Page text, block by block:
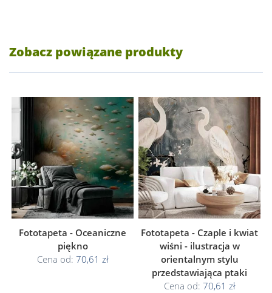
Zobacz powiązane produkty
Fototapeta - Oceaniczne
piękno
Cena od: 70,61 zł
Fototapeta - Czaple i kwiat
wiśni - ilustracja w
orientalnym stylu
przedstawiająca ptaki
Cena od: 70,61 zł